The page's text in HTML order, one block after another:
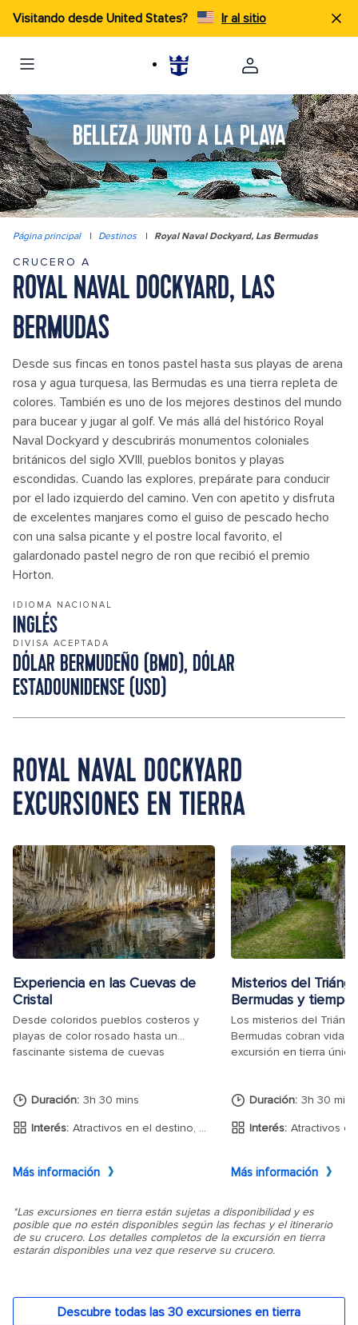
Visitando desde United States? Ir al sitio
BELLEZA JUNTO A LA PLAYA
Página principal | Destinos | Royal Naval Dockyard, Las Bermudas
CRUCERO A
ROYAL NAVAL DOCKYARD, LAS
BERMUDAS
Desde sus fincas en tonos pastel hasta sus playas de arena
rosa y agua turquesa, las Bermudas es una tierra repleta de
colores. También es uno de los mejores destinos del mundo
para bucear y jugar al golf. Ve más allá del histórico Royal
Naval Dockyard y descubrirás monumentos coloniales
británicos del siglo XVIII, pueblos bonitos y playas
escondidas. Cuando las explores, prepárate para conducir
por el lado izquierdo del camino. Ven con apetito y disfruta
de excelentes manjares como el guiso de pescado hecho
con una salsa picante y el postre local favorito, el
galardonado pastel negro de ron que recibió el premio
Horton.
IDIOMA NACIONAL
INGLÉS
DIVISA ACEPTADA
DÓLAR BERMUDEÑO (BMD), DÓLAR
ESTADOUNIDENSE (USD)
ROYAL NAVAL DOCKYARD
EXCURSIONES EN TIERRA